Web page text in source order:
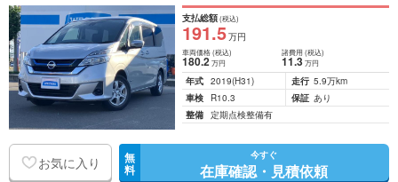
支払総額(税込)
191.5万円
車両価格(税込)
180.2万円
諸費用 (税込)
11.3 万円
年式 2019(H31) 走行 5.9万km
車検
R10.3 保証 あり
整備 定期点検整備有
お気に入り 無
料
今すぐ
在庫確認・見積依頼